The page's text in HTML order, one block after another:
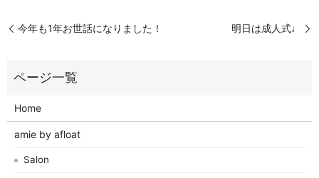
今年も1年お世話になりました！ 明日は成人式♩
Home
amie by afloat
Salon